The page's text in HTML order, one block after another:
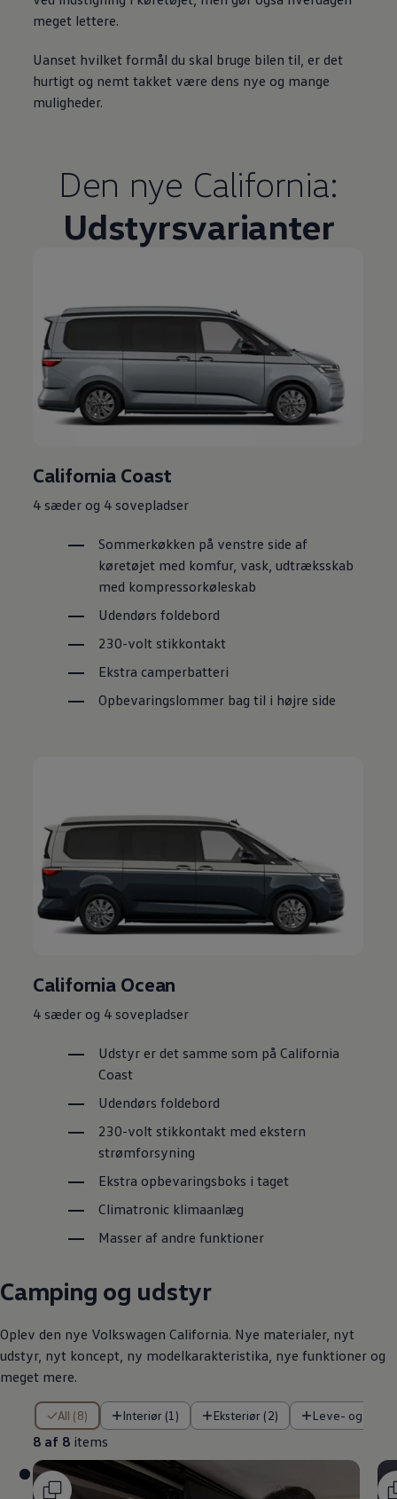
meget lettere.
Uanset hvilket formål du skal bruge bilen til, er det
hurtigt og nemt takket være dens nye og mange
muligheder.
Den nye California:
Udstyrsvarianter
California Coast
4 sæder og 4 sovepladser
Sommerkøkken på venstre side af
køretøjet med komfur, vask, udtræksskab
med kompressorkøleskab
Udendørs foldebord
230-volt stikkontakt
Ekstra camperbatteri
Opbevaringslommer bag til i højre side
California Ocean
4 sæder og 4 sovepladser
Udstyr er det samme som på California
Coast
Udendørs foldebord
230-volt stikkontakt med ekstern
strømforsyning
Ekstra opbevaringsboks i taget
Climatronic klimaanlæg
Masser af andre funktioner
Camping og udstyr
Oplev den nye Volkswagen California. Nye materialer, nyt
udstyr, nyt koncept, ny modelkarakteristika, nye funktioner og
meget mere.
All (8) Interiør (1) Eksteriør (2) Leve- og
8 af 8 items
8 af 8 items